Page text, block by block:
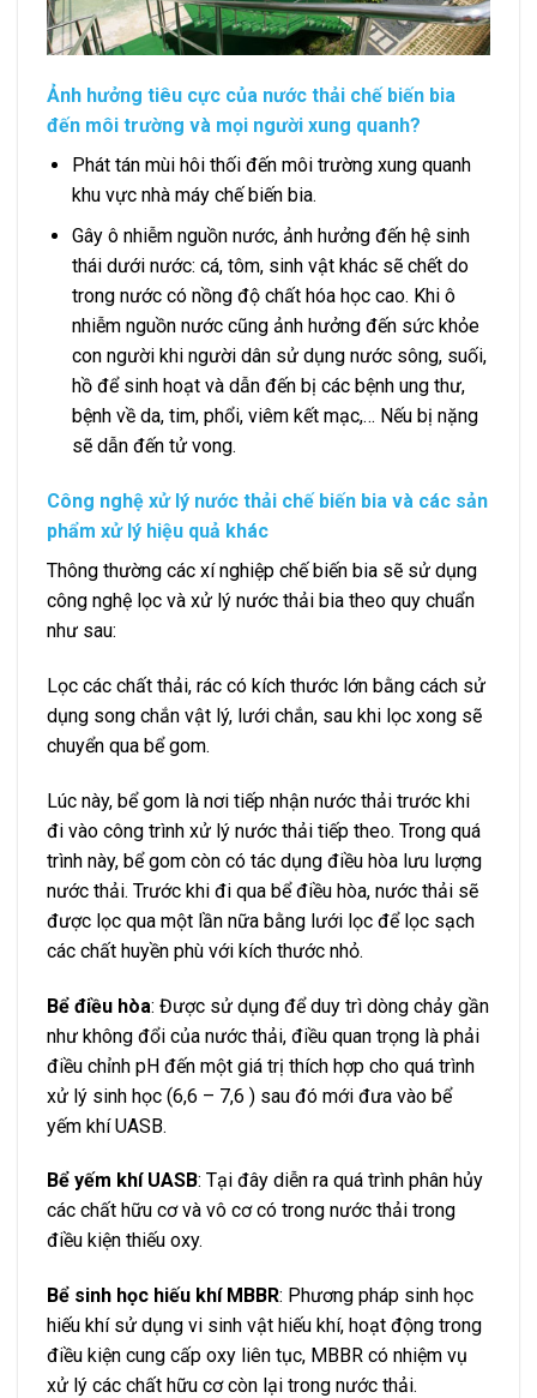
Ảnh hưởng tiêu cực của nước thải chế biến bia
đến môi trường và mọi người xung quanh?
Phát tán mùi hôi thối đến môi trường xung quanh
khu vực nhà máy chế biến bia.
Gây ô nhiễm nguồn nước, ảnh hưởng đến hệ sinh
thái dưới nước: cá, tôm, sinh vật khác sẽ chết do
trong nước có nồng độ chất hóa học cao. Khi ô
nhiễm nguồn nước cũng ảnh hưởng đến sức khỏe
con người khi người dân sử dụng nước sông, suối,
hồ để sinh hoạt và dẫn đến bị các bệnh ung thư,
bệnh về da, tim, phổi, viêm kết mạc,… Nếu bị nặng
sẽ dẫn đến tử vong.
Công nghệ xử lý nước thải chế biến bia và các sản
phẩm xử lý hiệu quả khác
Thông thường các xí nghiệp chế biến bia sẽ sử dụng
công nghệ lọc và xử lý nước thải bia theo quy chuẩn
như sau:
Lọc các chất thải, rác có kích thước lớn bằng cách sử
dụng song chắn vật lý, lưới chắn, sau khi lọc xong sẽ
chuyển qua bể gom.
Lúc này, bể gom là nơi tiếp nhận nước thải trước khi
đi vào công trình xử lý nước thải tiếp theo. Trong quá
trình này, bể gom còn có tác dụng điều hòa lưu lượng
nước thải. Trước khi đi qua bể điều hòa, nước thải sẽ
được lọc qua một lần nữa bằng lưới lọc để lọc sạch
các chất huyền phù với kích thước nhỏ.
Bể điều hòa: Được sử dụng để duy trì dòng chảy gần
như không đổi của nước thải, điều quan trọng là phải
điều chỉnh pH đến một giá trị thích hợp cho quá trình
xử lý sinh học (6,6 – 7,6 ) sau đó mới đưa vào bể
yếm khí UASB.
Bể yếm khí UASB: Tại đây diễn ra quá trình phân hủy
các chất hữu cơ và vô cơ có trong nước thải trong
điều kiện thiếu oxy.
Bể sinh học hiếu khí MBBR: Phương pháp sinh học
hiếu khí sử dụng vi sinh vật hiếu khí, hoạt động trong
điều kiện cung cấp oxy liên tục, MBBR có nhiệm vụ
xử lý các chất hữu cơ còn lại trong nước thải.